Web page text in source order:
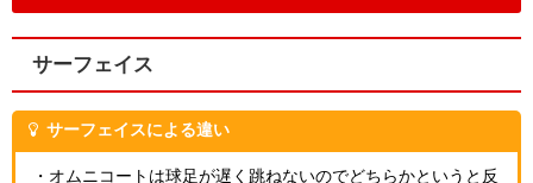
サーフェイス
サーフェイスによる違い
・オムニコートは球足が遅く跳ねないのでどちらかというと反